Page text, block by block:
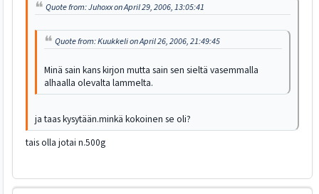
Quote from: Juhoxx on April 29, 2006, 13:05:41
Quote from: Kuukkeli on April 26, 2006, 21:49:45
Minä sain kans kirjon mutta sain sen sieltä vasemmalla
alhaalla olevalta lammelta.
ja taas kysytään.minkä kokoinen se oli?
tais olla jotai n.500g